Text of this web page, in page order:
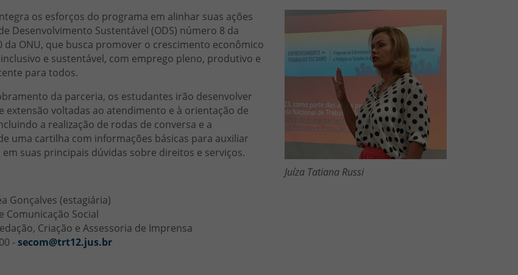
Juíza Tatiana Russi
os esforços do programa em alinhar suas ações
Desenvolvimento Sustentável (ODS) número 8 da
da ONU, que busca promover o crescimento econômico
e sustentável, com emprego pleno, produtivo e
para todos.
da parceria, os estudantes irão desenvolver
extensão voltadas ao atendimento e à orientação de
a realização de rodas de conversa e a
uma cartilha com informações básicas para auxiliar
em suas principais dúvidas sobre direitos e serviços.
Gonçalves (estagiária)
Comunicação Social
Criação e Assessoria de Imprensa
-secom@trt12.jus.br